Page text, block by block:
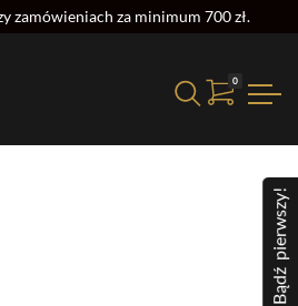
zamówieniach za minimum 700 zł.
0
Bądź pierwszy!